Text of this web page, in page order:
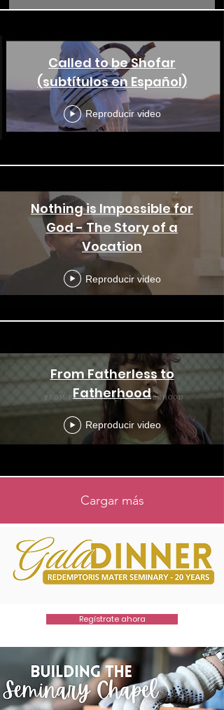
Called to be Shofar
(subtítulos en Español)
Reproducir video
Nothing is Impossible for
God - The Story of a
Vocation
Reproducir video
From Fatherless to
Fatherhood
Reproducir video
Cargar más
Regístrate ahora